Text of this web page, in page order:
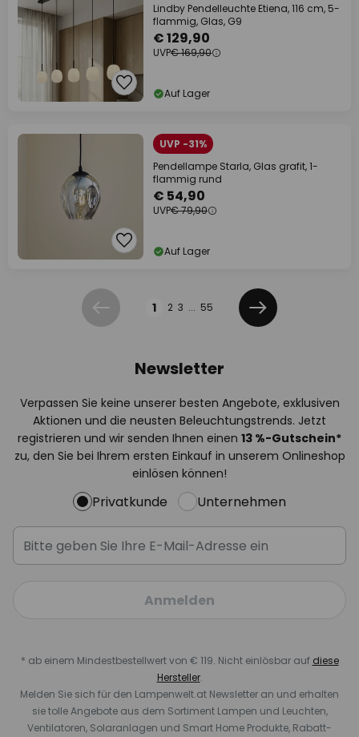
Lindby Pendelleuchte Etiena, 116 cm, 5-
flammig, Glas, G9
€ 129,90
UVP€ 169,90
Auf Lager
UVP -31%
Pendellampe Starla, Glas grafit, 1-
flammig rund
€ 54,90
UVP€ 79,90
Auf Lager
Zurück 1 2 3 ... 55
Weiter
Newsletter
Verpassen Sie keine unserer besten Angebote, exklusiven
Aktionen und die neusten Beleuchtungstrends. Jetzt
registrieren und wir senden Ihnen einen 13 %-Gutschein*
zu, den Sie bei Ihrem ersten Einkauf in unserem Onlineshop
einlösen können!
Privatkunde Unternehmen
Anmelden
* ab einem Mindestbestellwert von € 119. Nicht einlösbar auf diese
Hersteller.
Melden Sie sich für den Lampenwelt.at Newsletter an und erhalten
sie tolle Angebote aus dem Sortiment Lampen und Leuchten,
Ventilatoren, Solaranlagen und Smart Home Produkte, Rabatt-